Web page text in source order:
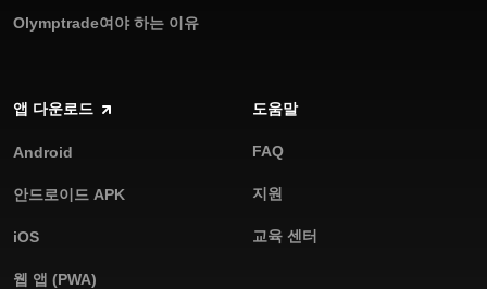
Olymptrade여야 하는 이유
앱 다운로드
Android
안드로이드 APK
iOS
웹 앱 (PWA)
도움말
FAQ
지원
교육 센터